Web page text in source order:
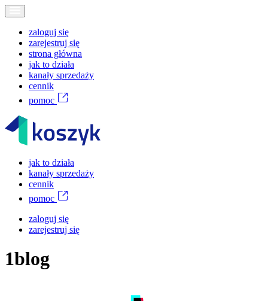
zaloguj się
zarejestruj się
strona główna
jak to działa
kanały sprzedaży
cennik
pomoc
jak to działa
kanały sprzedaży
cennik
pomoc
zaloguj się
zarejestruj się
1blog